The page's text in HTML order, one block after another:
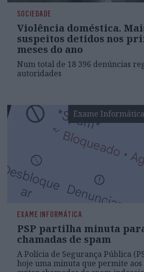
SOCIEDADE
Violência doméstica.
suspeitos detidos nos
meses do ano
Num total de 18 396 denúncias
autoridades
Exame Informática
EXAME INFORMÁTICA
PSP partilha minuta
chamadas de spam
A Polícia de Segurança Pública
hoje uma minuta que permite aos